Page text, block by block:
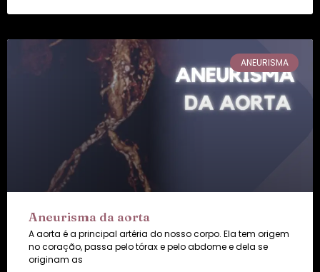
ANEURISMA
Aneurisma da aorta
A aorta é a principal artéria do nosso corpo. Ela tem origem
no coração, passa pelo tórax e pelo abdome e dela se
originam as